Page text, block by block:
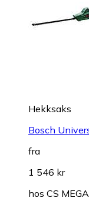
Hekksaks
Bosch
fra
1 546 kr
hos CS